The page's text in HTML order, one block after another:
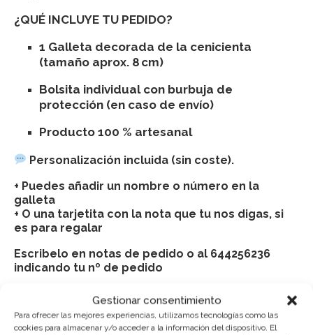
Gestionar consentimiento
Para ofrecer las mejores experiencias, utilizamos tecnologías como las
cookies para almacenar y/o acceder a la información del dispositivo. El
¿QUÉ INCLUYE TU PEDIDO?
1 Galleta decorada de la cenicienta
(tamaño aprox. 8 cm)
Bolsita individual con burbuja de
protección (en caso de envío)
Producto 100 % artesanal
Personalización incluida (sin coste).
+ Puedes añadir un nombre o número en la
galleta
+ O una tarjetita con la nota que tu nos digas, si
es para regalar
Escribelo en notas de pedido o al 644256236
indicando tu nº de pedido
Consulta Aqui nuestros ingredientes
CONSERVACIÓN: